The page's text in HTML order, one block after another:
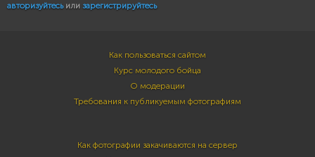
авторизуйтесьили зарегистрируйтесь
Как пользоваться сайтом
Курс молодого бойца
О модерации
Требования к публикуемым фотографиям
Как фотографии закачиваются на сервер